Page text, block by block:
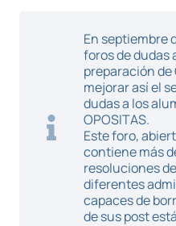
En septiembre
foros de dudas
preparación de
mejorar así el
dudas a los
OPOSITAS.
Este foro,
contiene más
resoluciones
diferentes
capaces de
de sus post